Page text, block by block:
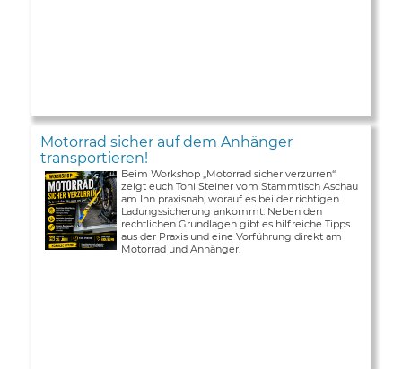
Motorrad sicher auf dem Anhänger
transportieren!
Beim Workshop „Motorrad sicher verzurren“
zeigt euch Toni Steiner vom Stammtisch Aschau
am Inn praxisnah, worauf es bei der richtigen
Ladungssicherung ankommt. Neben den
rechtlichen Grundlagen gibt es hilfreiche Tipps
aus der Praxis und eine Vorführung direkt am
Motorrad und Anhänger.